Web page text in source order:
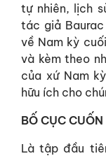
tự nhiên, lịch
tác giả
về Nam kỳ
và kèm theo
của xứ Nam
hữu ích cho
BỐ CỤC CUỐN
Là tập đầu